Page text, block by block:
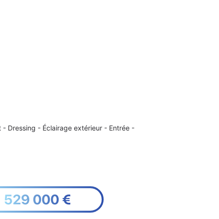
Dressing Éclairage extérieur
Entrée
529 000 €